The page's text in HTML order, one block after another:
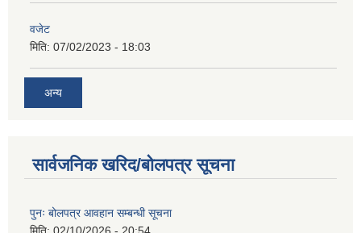
वजेट
मिति: 07/02/2023 - 18:03
अन्य
सार्वजनिक खरिद/बोलपत्र सूचना
पुनः बोलपत्र आवहान सम्बन्धी सूचना